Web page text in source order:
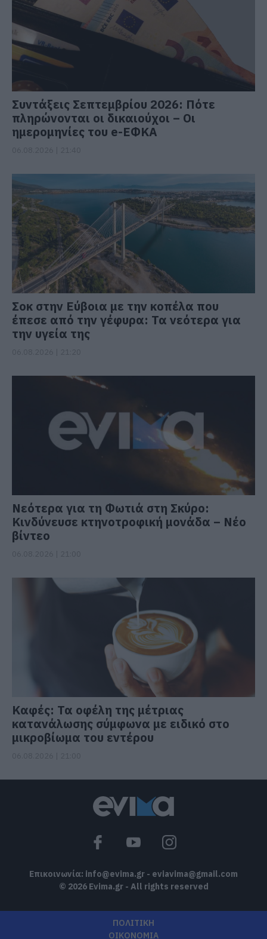
Συντάξεις Σεπτεμβρίου 2026: Πότε
πληρώνονται οι δικαιούχοι – Οι
ημερομηνίες του e-ΕΦΚΑ
Σοκ στην Εύβοια με την κοπέλα που
έπεσε από την γέφυρα: Τα νεότερα για
την υγεία της
Νεότερα για τη Φωτιά στη Σκύρο:
Κινδύνευσε κτηνοτροφική μονάδα – Νέο
βίντεο
Καφές: Τα οφέλη της μέτριας
κατανάλωσης σύμφωνα με ειδικό στο
μικροβίωμα του εντέρου
Επικοινωνία: info@evima.gr - eviavima@gmail.com
© 2026 Evima.gr - All rights reserved
ΠΟΛΙΤΙΚΗ
ΟΙΚΟΝΟΜΙΑ